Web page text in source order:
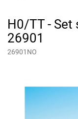
H0/TT - Set
26901
26901NO